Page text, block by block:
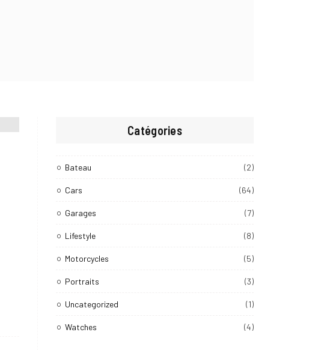
Catégories
Bateau (2)
Cars (64)
Garages (7)
Lifestyle (8)
Motorcycles (5)
Portraits (3)
Uncategorized (1)
Watches (4)